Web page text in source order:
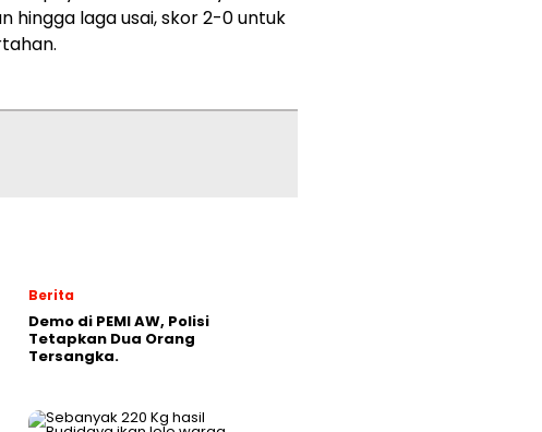
hingga laga usai, skor 2-0 untuk
Berita
Demo di PEMI AW, Polisi
Tetapkan Dua Orang
Tersangka.